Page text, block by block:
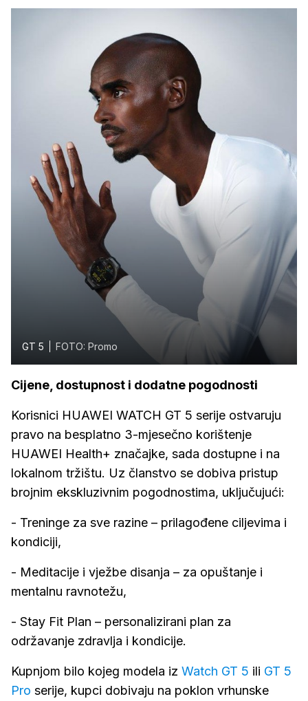
GT 5 FOTO: Promo
Cijene, dostupnost i dodatne pogodnosti
Korisnici HUAWEI WATCH GT 5 serije ostvaruju
pravo na besplatno 3-mjesečno korištenje
HUAWEI Health+ značajke, sada dostupne i na
lokalnom tržištu. Uz članstvo se dobiva pristup
brojnim ekskluzivnim pogodnostima, uključujući:
- Treninge za sve razine – prilagođene ciljevima i
kondiciji,
- Meditacije i vježbe disanja – za opuštanje i
mentalnu ravnotežu,
- Stay Fit Plan – personalizirani plan za
održavanje zdravlja i kondicije.
Kupnjom bilo kojeg modela iz Watch GT 5 ili GT 5
Pro serije, kupci dobivaju na poklon vrhunske